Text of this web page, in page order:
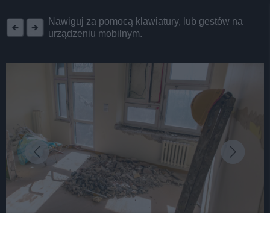
Nawiguj za pomocą klawiatury, lub gestów na
urządzeniu mobilnym.